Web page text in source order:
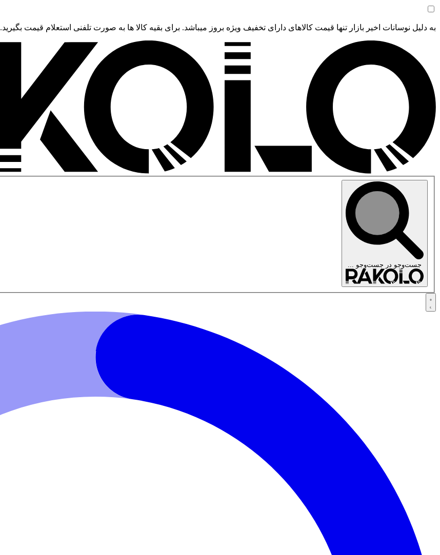
به دلیل نوسانات اخیر بازار تنها قیمت کالاهای دارای تخفیف ویژه بروز میباشد. برای بقیه کالا ها به صورت تلفنی استعلام قیمت بگیرید.
جست‌وجو در جست‌وجو ...